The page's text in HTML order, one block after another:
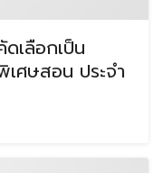
เลือกเป็น
ศษสอน ประจำ